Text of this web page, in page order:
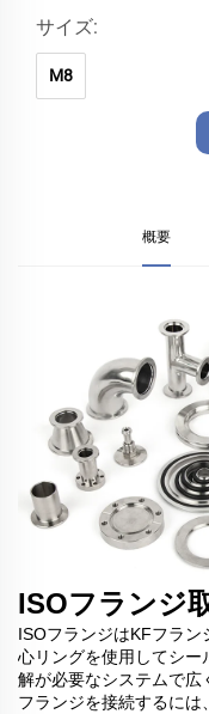
サイズ:
M8
概要
ISOフランジ
ISOフランジはKFフラ
心リングを使用してシ
解が必要なシステムで広
フランジを接続するには